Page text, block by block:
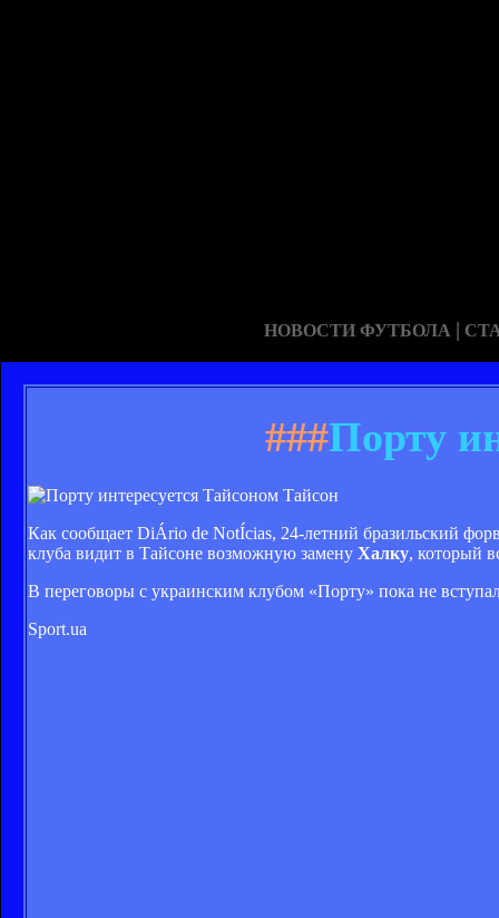
НОВОСТИ ФУТБОЛА |
###Порту
Тайсон
Как сообщает DiÁrio de NotÍcias, 24-летний бразильский
клуба видит в Тайсоне возможную замену Халку, который
В переговоры с украинским клубом «Порту» пока не
Sport.ua